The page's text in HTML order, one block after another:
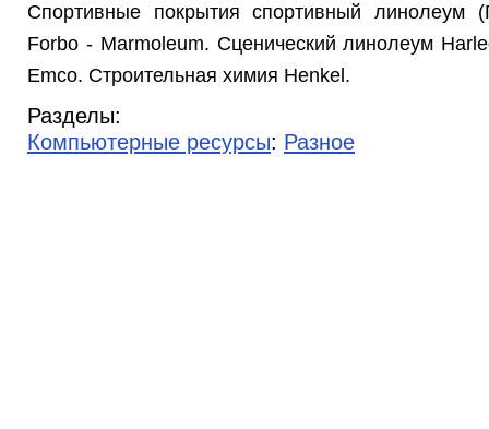
Спортивные покрытия спортивный линолеум
Forbo - Marmoleum. Сценический линолеум
Emco. Строительная химия Henkel.
Разделы:
Компьютерные ресурсы: Разное